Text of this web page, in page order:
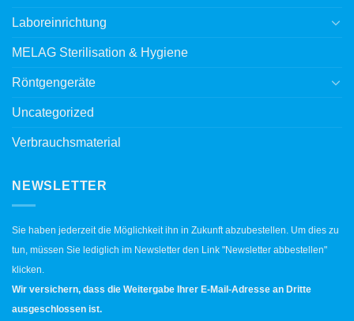
Laboreinrichtung
MELAG Sterilisation & Hygiene
Röntgengeräte
Uncategorized
Verbrauchsmaterial
NEWSLETTER
Sie haben jederzeit die Möglichkeit ihn in Zukunft abzubestellen. Um dies zu
tun, müssen Sie lediglich im Newsletter den Link "Newsletter abbestellen"
klicken.
Wir versichern, dass die Weitergabe Ihrer E-Mail-Adresse an Dritte
ausgeschlossen ist.